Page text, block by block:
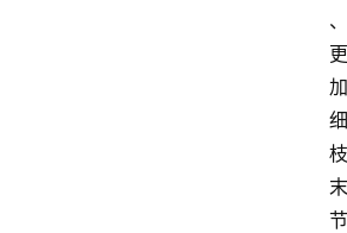
、
更
加
细
枝
末
节